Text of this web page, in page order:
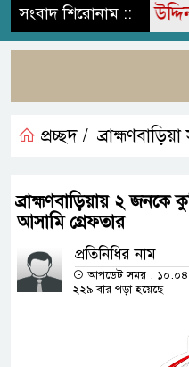
সংবাদ শিরোনাম ::
মরহুম জামির উদ্দিন
প্রচ্ছদ /
ব্রাহ্মণবাড়িয়ায় ২ জনকে
আসামি গ্রেফতার
প্রতিনিধির নাম
আপডেট সময় :
২২৯ বার পড়া হয়েছে